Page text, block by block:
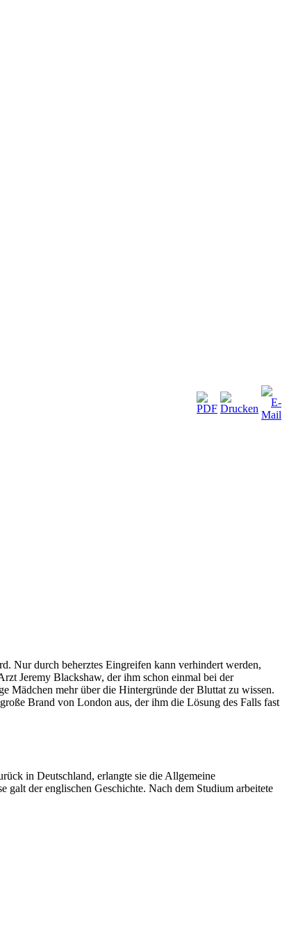
Nur durch beherztes Eingreifen kann verhindert werden,
Jeremy Blackshaw, der ihm schon einmal bei der
Mädchen mehr über die Hintergründe der Bluttat zu wissen.
Brand von London aus, der ihm die Lösung des Falls fast
in Deutschland, erlangte sie die Allgemeine
galt der englischen Geschichte. Nach dem Studium arbeitete